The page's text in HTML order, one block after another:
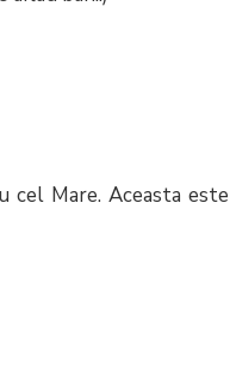
cel Mare. Aceasta este